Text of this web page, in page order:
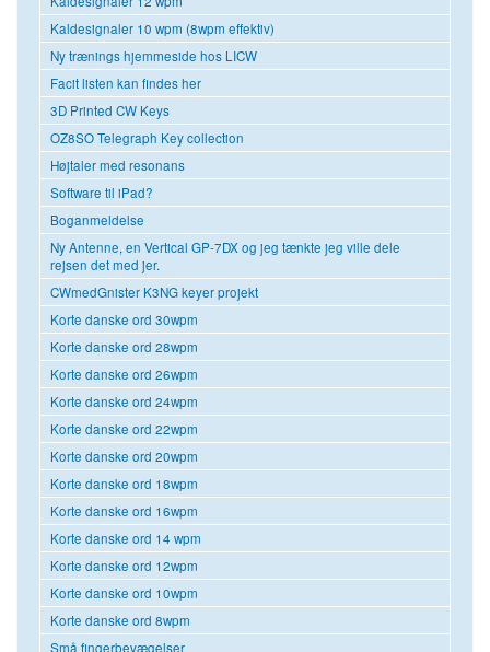
Kaldesignaler 10 wpm (8wpm effektiv)
Ny trænings hjemmeside hos LICW
Facit listen kan findes her
3D Printed CW Keys
OZ8SO Telegraph Key collection
Højtaler med resonans
Software til iPad?
Boganmeldelse
Ny Antenne, en Vertical GP-7DX og jeg tænkte jeg ville dele
rejsen det med jer.
CWmedGnister K3NG keyer projekt
Korte danske ord 30wpm
Korte danske ord 28wpm
Korte danske ord 26wpm
Korte danske ord 24wpm
Korte danske ord 22wpm
Korte danske ord 20wpm
Korte danske ord 18wpm
Korte danske ord 16wpm
Korte danske ord 14 wpm
Korte danske ord 12wpm
Korte danske ord 10wpm
Korte danske ord 8wpm
Små fingerbevægelser